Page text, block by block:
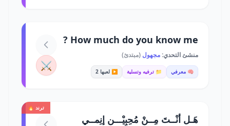
How much do you know me ?
منشئ التحدي:مجهول (مبتدئ)
🧠 معرفي 📁 ترفيه وتسلية ▶️ لعبها 2 ⚔️
ترند 🔥
هَـل أنْــتَ مِــنْ مُحِبِيْـــن إنِمــي